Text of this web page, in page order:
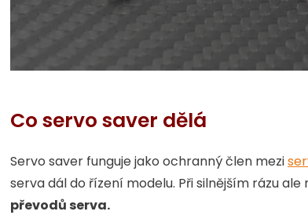
Co servo saver dělá
Servo saver funguje jako ochranný člen mezi
serva dál do řízení modelu. Při silnějším rázu
převodů serva.